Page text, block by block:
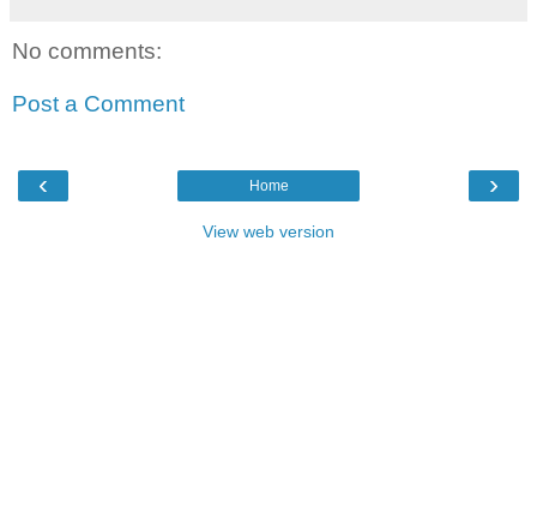
No comments:
Post a Comment
‹ ›
Home
View web version